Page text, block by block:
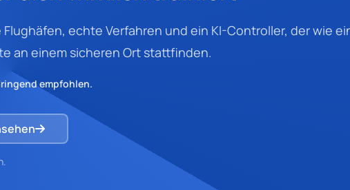
echte Verfahren und ein KI-Controller, der wie
an einem sicheren Ort stattfinden.
empfohlen.